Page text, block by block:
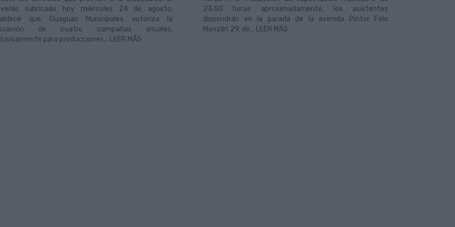
rubricado hoy miércoles 24 de agosto,
que Guaguas Municipales autoriza la
de cuatro campañas anuales,
para producciones... LEER MÁS
23.50 horas aproximadamente, los asistentes
dispondrán en la parada de la avenida Pintor Felo
Monzón 29, de... LEER MÁS